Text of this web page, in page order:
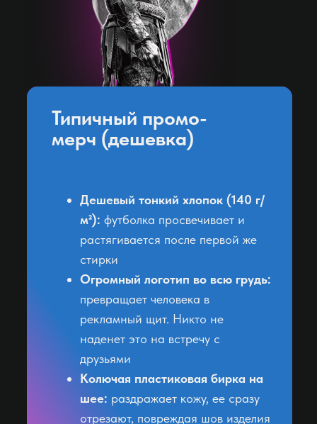
Типичный промо-
мерч (дешевка)
Дешевый тонкий хлопок (140 г/
м²): футболка просвечивает и
растягивается после первой же
стирки
Огромный логотип во всю грудь:
превращает человека в
рекламный щит. Никто не
наденет это на встречу с
друзьями
Колючая пластиковая бирка на
шее: раздражает кожу, ее сразу
отрезают, повреждая шов изделия
Х
Ч
Ю
Я
в Ульяновске
в Уссурийске
в Хабаровске
в Ханты-Мансийске
в Химках
в Южно-
Сахалинске
в Чебоксарах
в Челябинске
в Череповеце
в Черкесске
в Чите